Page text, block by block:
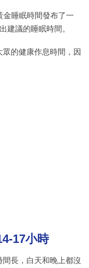
金睡眠時間發布了一
建議的睡眠時間。
的健康作息時間，因
17小時
長，白天和晚上都沒